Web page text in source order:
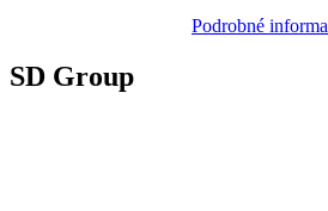
Podrobné
SD Group